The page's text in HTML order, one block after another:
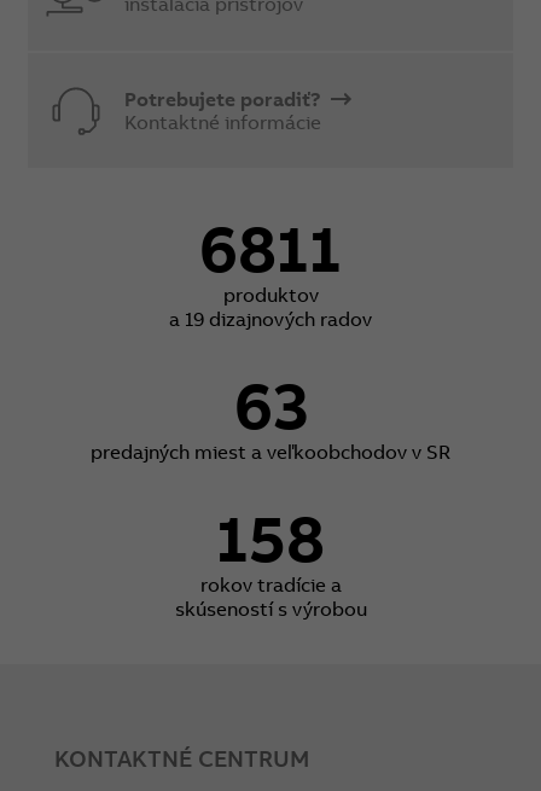
Potrebujete poradiť?
Kontaktné informácie
6811
produktov
a 19 dizajnových radov
63
predajných miest a veľkoobchodov v SR
158
rokov tradície a
skúseností s výrobou
KONTAKTNÉ CENTRUM